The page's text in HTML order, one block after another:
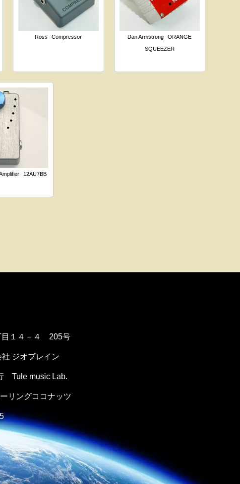
Ross Compressor Dan Armstrong
ORANGE
SQUEEZER
12AU7BB
目１４－４ 205号
ジオブレイン
Tule music Lab.
リングココナッツ